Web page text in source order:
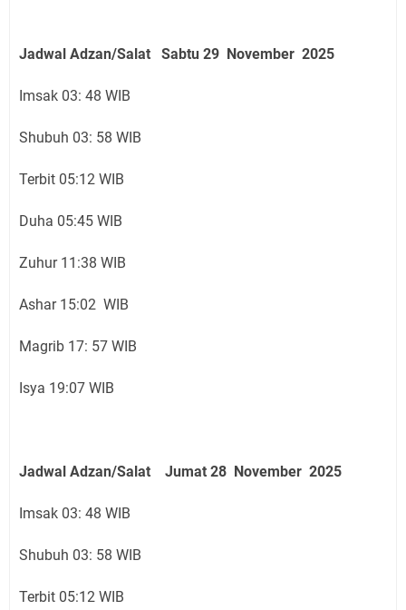
Jadwal Adzan/Salat Sabtu 29 November 2025
Imsak 03: 48 WIB
Shubuh 03: 58 WIB
Terbit 05:12 WIB
Duha 05:45 WIB
Zuhur 11:38 WIB
Ashar 15:02 WIB
Magrib 17: 57 WIB
Isya 19:07 WIB
Jadwal Adzan/Salat Jumat 28 November 2025
Imsak 03: 48 WIB
Shubuh 03: 58 WIB
Terbit 05:12 WIB